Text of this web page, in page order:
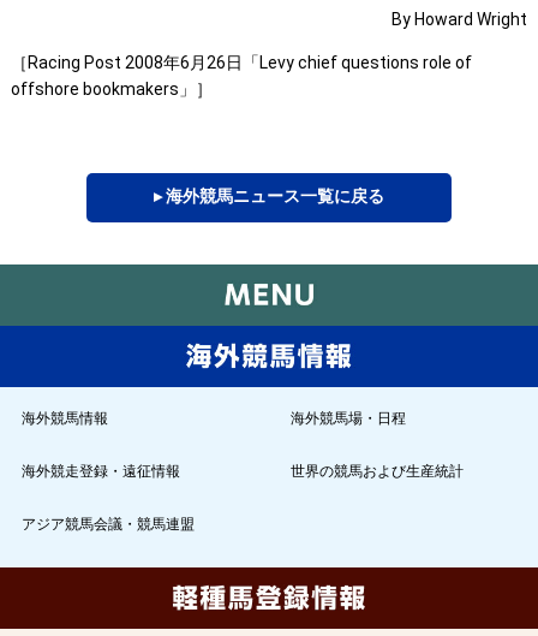
By Howard Wright
［Racing Post 2008年6月26日「Levy chief questions role of
offshore bookmakers」］
▸ 海外競馬ニュース一覧に戻る
海外競馬情報 海外競馬場・日程
海外競走登録・遠征情報 世界の競馬および生産統計
アジア競馬会議・競馬連盟